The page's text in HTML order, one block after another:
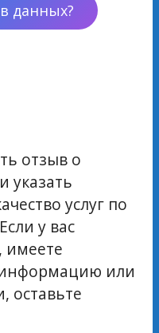
данных?
отзыв о
указать
услуг по
у вас
имеете
или
оставьте